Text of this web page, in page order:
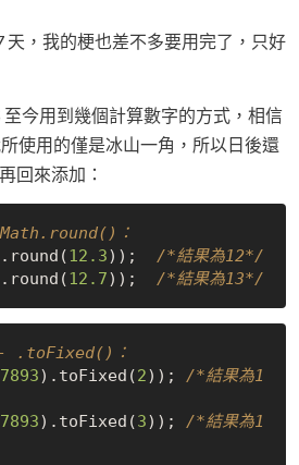
天，我的梗也差不多要用完了，只好
至今用到幾個計算數字的方式，相信
使用的僅是冰山一角，所以日後還
回來添加：
：
round (12.3)); /*結果為12*/
round (12.7)); /*結果為13*/
- .toFixed()：
).toFixed(2)); /*結果為1
).toFixed(3)); /*結果為1